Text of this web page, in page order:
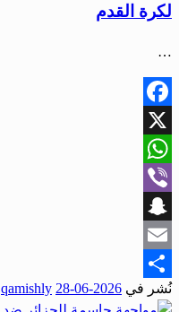
لكرة القدم
…
Facebook
X
WhatsApp
Viber
Snapchat
Email
Share
نُشر في 2026-06-28
qamishly